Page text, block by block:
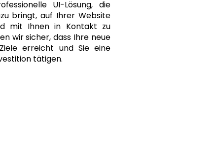
UI-Lösung, die
bringt, auf Ihrer Website
mit Ihnen in Kontakt zu
wir sicher, dass Ihre neue
erreicht und Sie eine
tätigen.